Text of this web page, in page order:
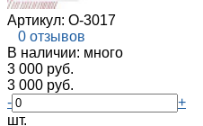
Артикул: О-3017
0 отзывов
В наличии: много
3 000 руб.
3 000 руб.
-
+
шт.